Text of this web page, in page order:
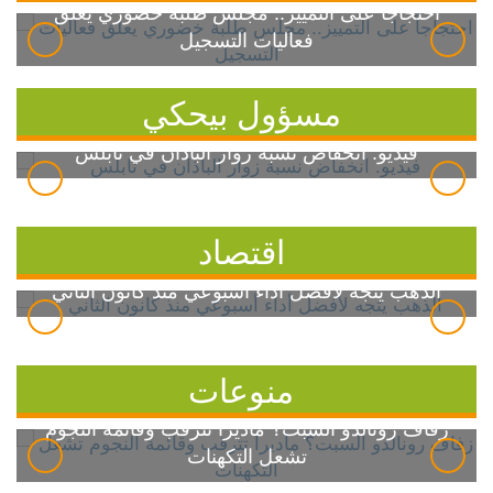
احتجاجاً على التمييز.. مجلس طلبة خضوري يعلق
فعاليات التسجيل
مسؤول بيحكي
فيديو: انخفاض نسبة زوار الباذان في نابلس
اقتصاد
الذهب يتجه لأفضل أداء أسبوعي منذ كانون الثاني
منوعات
زفاف رونالدو السبت؟ ماديرا تترقب وقائمة النجوم
تشعل التكهنات